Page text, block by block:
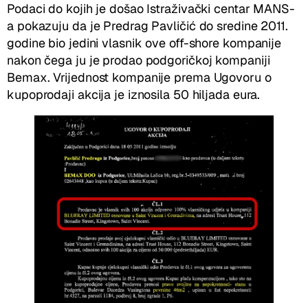
Podaci do kojih je došao Istraživački centar MANS-
a pokazuju da je Predrag Pavličić do sredine 2011.
godine bio jedini vlasnik ove off-shore kompanije
nakon čega ju je prodao podgoričkoj kompaniji
Bemax. Vrijednost kompanije prema Ugovoru o
kupoprodaji akcija je iznosila 50 hiljada eura.